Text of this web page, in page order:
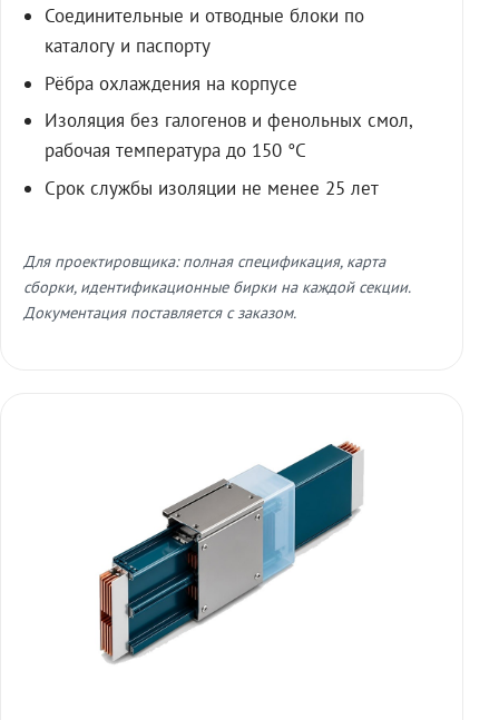
Соединительные и отводные блоки по
каталогу и паспорту
Рёбра охлаждения на корпусе
Изоляция без галогенов и фенольных смол,
рабочая температура до 150 °C
Срок службы изоляции не менее 25 лет
Для проектировщика: полная спецификация, карта
сборки, идентификационные бирки на каждой секции.
Документация поставляется с заказом.